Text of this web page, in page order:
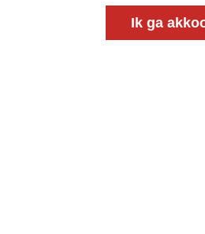
info@onderwegonline.nl
Ik ga